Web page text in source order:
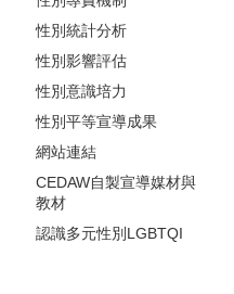
性別統計分析
性別影響評估
性別意識培力
性別平等宣導成果
網站連結
CEDAW自製宣導媒材與
教材
認識多元性別LGBTQI